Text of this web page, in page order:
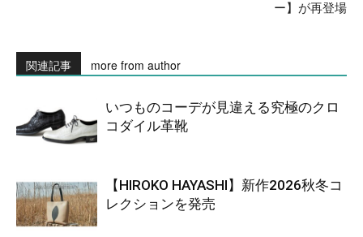
ー】が再登場
関連記事 more from author
いつものコーデが見違える究極のクロ
コダイル革靴
【HIROKO HAYASHI】新作2026秋冬コ
レクションを発売